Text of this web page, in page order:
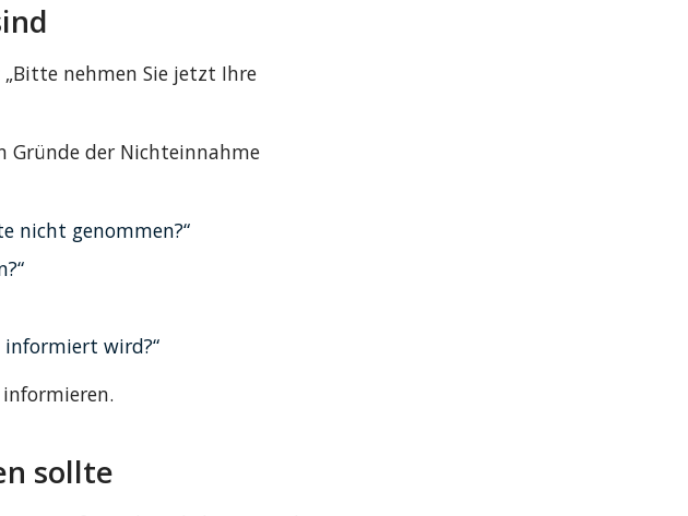
nehmen Sie jetzt Ihre
Gründe der Nichteinnahme
nicht genommen?“
informiert wird?“
informieren.
sollte